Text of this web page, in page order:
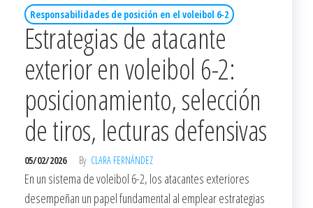
Responsabilidades de posición en el voleibol 6-2
Estrategias de atacante
exterior en voleibol 6-2:
posicionamiento, selección
de tiros, lecturas defensivas
05/02/2026 By CLARA FERNÁNDEZ
En un sistema de voleibol 6-2, los atacantes exteriores
desempeñan un papel fundamental al emplear estrategias